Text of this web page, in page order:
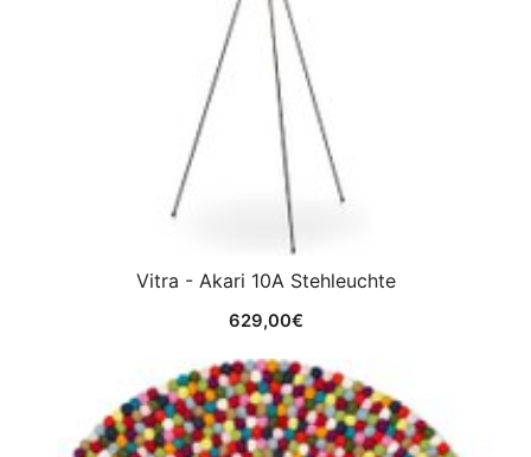
Vitra - Akari 10A Stehleuchte
629,00€